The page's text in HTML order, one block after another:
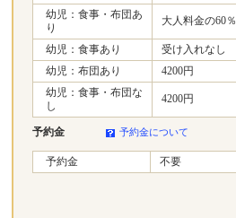
幼児：食事・布団あ
り
大人料金の60％
幼児：食事あり
受け入れなし
幼児：布団あり
4200円
幼児：食事・布団な
し
4200円
予約金 予約金について
予約金 不要